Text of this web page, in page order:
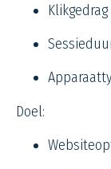
Klikgedrag
Doel: